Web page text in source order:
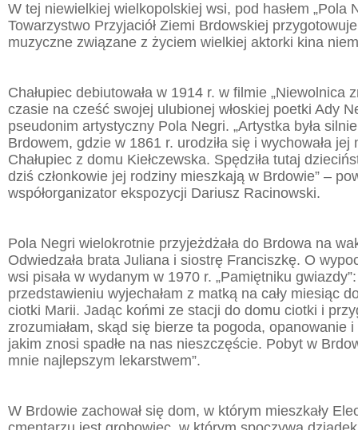
W tej niewielkiej wielkopolskiej wsi, pod hasłem „Pola
Towarzystwo Przyjaciół Ziemi Brdowskiej
muzyczne związane z życiem wielkiej aktorki kina
Chałupiec debiutowała w 1914 r. w filmie „Niewolnica
czasie na cześć swojej ulubionej włoskiej poetki Ady
pseudonim artystyczny Pola Negri. „Artystka była
Brdowem, gdzie w 1861 r. urodziła się i wychowała
Chałupiec z domu Kiełczewska. Spędziła tutaj
dziś członkowie jej rodziny mieszkają w Brdowie” –
współorganizator ekspozycji Dariusz Racinowski.
Pola Negri wielokrotnie przyjeżdżała do Brdowa na
Odwiedzała brata Juliana i siostrę Franciszkę. O
wsi pisała w wydanym w 1970 r. „Pamiętniku
przedstawieniu wyjechałam z matką na cały miesiąc
ciotki Marii. Jadąc końmi ze stacji do domu ciotki i
zrozumiałam, skąd się bierze ta pogoda, opanowanie
jakim znosi spadłe na nas nieszczęście. Pobyt w
mnie najlepszym lekarstwem”.
W Brdowie zachował się dom, w którym mieszkały